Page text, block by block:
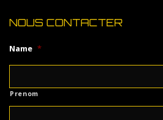
NOUS CONTACTER
Name *
Prenom